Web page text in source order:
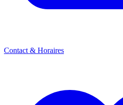
Contact & Horaires